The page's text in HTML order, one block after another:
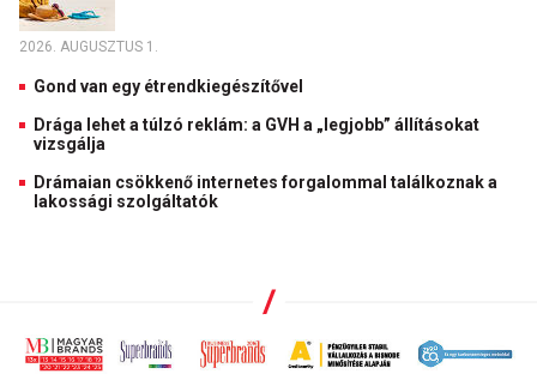
2026. AUGUSZTUS 1.
Gond van egy étrendkiegészítővel
Drága lehet a túlzó reklám: a GVH a „legjobb” állításokat
vizsgálja
Drámaian csökkenő internetes forgalommal találkoznak a
lakossági szolgáltatók